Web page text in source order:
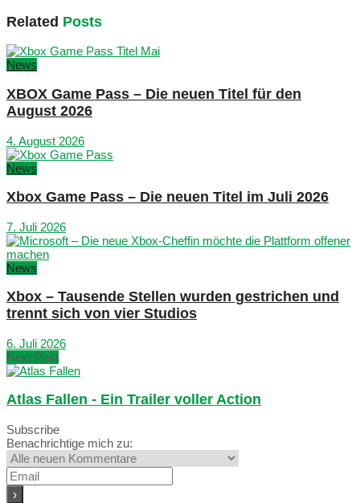
Related Posts
News
XBOX Game Pass – Die neuen Titel für den
August 2026
4. August 2026
News
Xbox Game Pass – Die neuen Titel im Juli 2026
7. Juli 2026
News
Xbox – Tausende Stellen wurden gestrichen und
trennt sich von vier Studios
6. Juli 2026
Next Post
Atlas Fallen - Ein Trailer voller Action
Subscribe
Benachrichtige mich zu: